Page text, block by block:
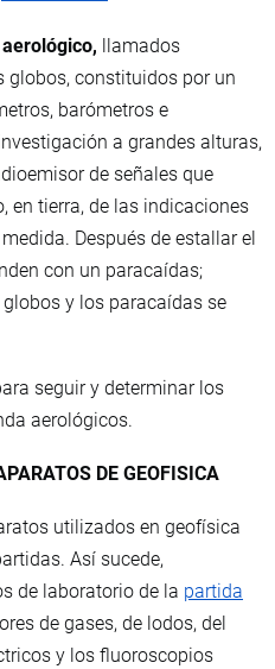
llamados
globos, constituidos por un
barómetros e
a grandes alturas,
de señales que
en tierra, de las indicaciones
Después de estallar el
con un paracaídas;
y los paracaídas se
seguir y determinar los
aerológicos.
DE GEOFISICA
utilizados en geofísica
Así sucede,
de laboratorio de la partida
de gases, de lodos, del
y los fluoroscopios